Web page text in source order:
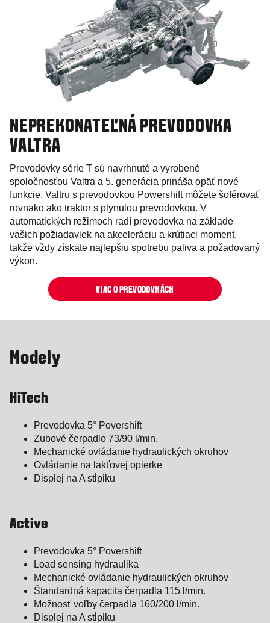
NEPREKONATEĽNÁ PREVODOVKA
VALTRA
Prevodovky série T sú navrhnuté a vyrobené
spoločnosťou Valtra a 5. generácia prináša opäť nové
funkcie. Valtru s prevodovkou Powershift môžete šoférovať
rovnako ako traktor s plynulou prevodovkou. V
automatických režimoch radí prevodovka na základe
vašich požiadaviek na akceleráciu a krútiaci moment,
takže vždy získate najlepšiu spotrebu paliva a požadovaný
výkon.
VIAC O PREVODOVKÁCH
Modely
HiTech
Prevodovka 5° Povershift
Zubové čerpadlo 73/90 l/min.
Mechanické ovládanie hydraulických okruhov
Ovládanie na lakťovej opierke
Displej na A stĺpiku
Active
Prevodovka 5° Povershift
Load sensing hydraulika
Mechanické ovládanie hydraulických okruhov
Štandardná kapacita čerpadla 115 l/min.
Možnosť voľby čerpadla 160/200 l/min.
Displej na A stĺpiku